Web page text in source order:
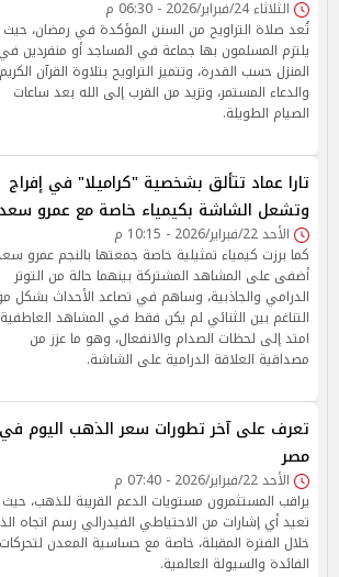
الثلاثاء 24/فبراير/2026 - 06:30 م
تُعد صلاة التراويح من السنن المؤكدة في رمضان، حيث
يلتزم المسلمون بها جماعة في المساجد أو منفردين في
المنزل حسب القدرة، وتتميز التراويح بتلاوة القرآن الكريم
والدعاء المستمر، وتزيد من القرب إلى الله بعد ساعات
الصيام الطويلة.
تارا عماد تتألق بشخصية "كراميلا" في إفراج
وتشعل الشاشة بكيمياء خاصة مع عمرو سعد
الأحد 22/فبراير/2026 - 10:15 م
كما برزت كيمياء تمثيلية خاصة جمعتها بالنجم عمرو
أضفى على المشاهد المشتركة بينهما حالة من التوتر
الدرامي والجاذبية، وساهم في تصاعد الأحداث بشكل
التناغم بين الثنائي لم يكن فقط في المشاهد
امتد إلى لحظات الصدام والانفعال، وهو ما عزز من
مصداقية العلاقة الدرامية على الشاشة.
تعرف على آخر تطورات سعر الذهب اليوم في
مصر
الأحد 22/فبراير/2026 - 07:40 م
يراقب المستثمرون مستويات الدعم القريبة للذهب،
تعيد أي إشارات من الاحتياطي الفيدرالي رسم اتجاه
خلال الفترة المقبلة، خاصة مع حساسية المعدن لتحركات
الفائدة والسيولة العالمية.